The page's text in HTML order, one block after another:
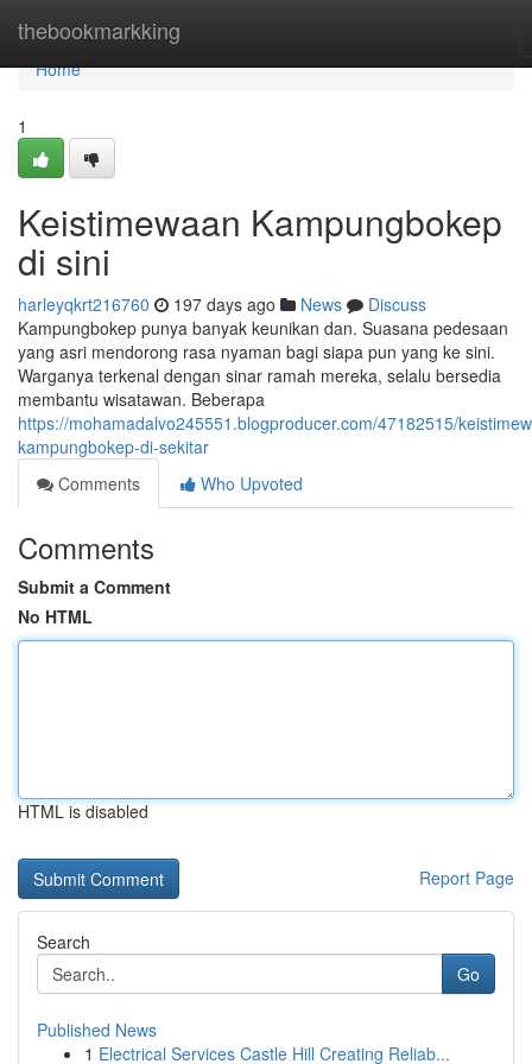
thebookmarkking
Home
Home
1
Keistimewaan Kampungbokep
di sini
harleyqkrt216760 197 days ago News
Discuss
Kampungbokep punya banyak keunikan dan. Suasana pedesaan
yang asri mendorong rasa nyaman bagi siapa pun yang ke sini.
Warganya terkenal dengan sinar ramah mereka, selalu bersedia
membantu wisatawan. Beberapa
https://mohamadalvo245551.blogproducer.com/47182515/
kampungbokep-di-sekitar
Comments
Who Upvoted
Comments
Submit a Comment
No HTML
HTML is disabled
Report Page
Search
Go
Published News
1 Electrical Services Castle Hill Creating Reliab...